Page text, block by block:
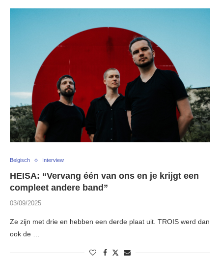
Belgisch Interview
HEISA: “Vervang één van ons en je krijgt een
compleet andere band”
03/09/2025
Ze zijn met drie en hebben een derde plaat uit. TROIS werd dan
ook de …